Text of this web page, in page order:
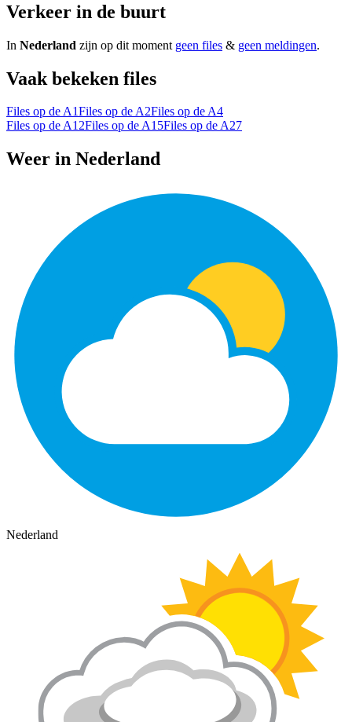
Verkeer in de buurt
In Nederland zijn op dit moment geen files & geen meldingen.
Vaak bekeken files
Files op de A1Files op de A2Files op de A4
Files op de A12Files op de A15Files op de A27
Weer in Nederland
Nederland